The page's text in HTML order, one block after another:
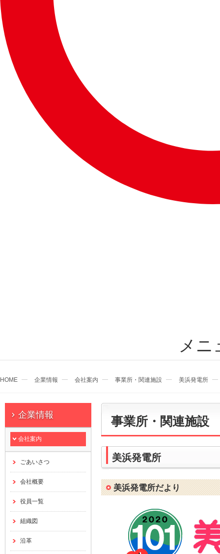
メニ
HOME 企業情報 会社案内 事業所・関連施設 美浜発電所
事業所・関連施設
美浜発電所
美浜発電所だより
企業情報
会社案内
ごあいさつ
会社概要
役員一覧
組織図
沿革